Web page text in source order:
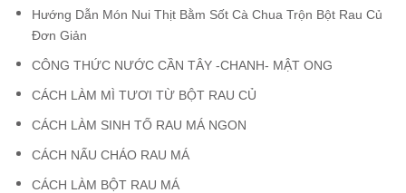
Hướng Dẫn Món Nui Thịt Bằm Sốt Cà Chua Trộn Bột Rau Củ
Đơn Giản
CÔNG THỨC NƯỚC CẦN TÂY -CHANH- MẬT ONG
CÁCH LÀM MÌ TƯƠI TỪ BỘT RAU CỦ
CÁCH LÀM SINH TỐ RAU MÁ NGON
CÁCH NẤU CHÁO RAU MÁ
CÁCH LÀM BỘT RAU MÁ